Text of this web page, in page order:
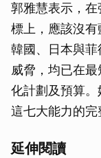
郭雅慧表示，
標上，應該沒
韓國、日本與
威脅，均已在
化計劃及預算
這七大能力的完
延伸閱讀